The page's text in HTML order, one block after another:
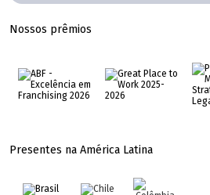
Nossos prêmios
Presentes na América Latina